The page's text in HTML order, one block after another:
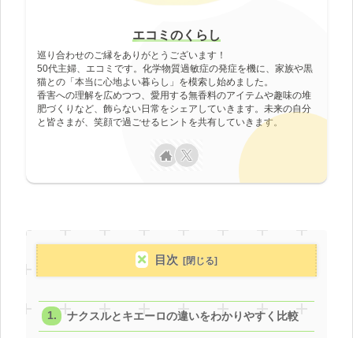
エコミのくらし
巡り合わせのご縁をありがとうございます！
50代主婦、エコミです。化学物質過敏症の発症を機に、家族や黒
猫との「本当に心地よい暮らし」を模索し始めました。
香害への理解を広めつつ、愛用する無香料のアイテムや趣味の堆
肥づくりなど、飾らない日常をシェアしていきます。未来の自分
と皆さまが、笑顔で過ごせるヒントを共有していきます。
目次
ナクスルとキエーロの違いをわかりやすく比較